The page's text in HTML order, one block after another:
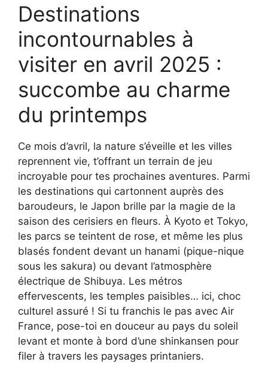
Destinations
incontournables à
visiter en avril 2025 :
succombe au charme
du printemps
Ce mois d’avril, la nature s’éveille et les villes
reprennent vie, t’offrant un terrain de jeu
incroyable pour tes prochaines aventures. Parmi
les destinations qui cartonnent auprès des
baroudeurs, le Japon brille par la magie de la
saison des cerisiers en fleurs. À Kyoto et Tokyo,
les parcs se teintent de rose, et même les plus
blasés fondent devant un hanami (pique-nique
sous les sakura) ou devant l’atmosphère
électrique de Shibuya. Les métros
effervescents, les temples paisibles… ici, choc
culturel assuré ! Si tu franchis le pas avec Air
France, pose-toi en douceur au pays du soleil
levant et monte à bord d’une shinkansen pour
filer à travers les paysages printaniers.